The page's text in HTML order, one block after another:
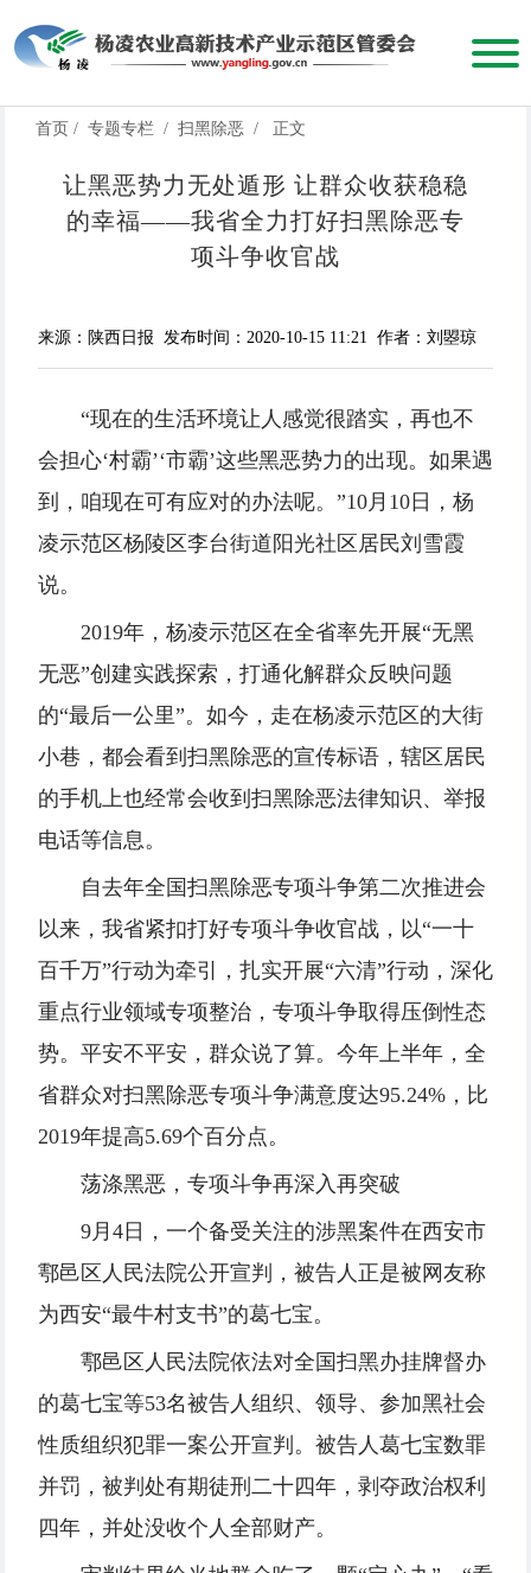
首页 / 专题专栏 / 扫黑除恶 / 正文
让黑恶势力无处遁形 让群众收获稳稳
的幸福——我省全力打好扫黑除恶专
项斗争收官战
来源：陕西日报 发布时间：2020-10-15 11:21 作者：刘曌琼
“现在的生活环境让人感觉很踏实，再也不
会担心‘村霸’‘市霸’这些黑恶势力的出现。如果遇
到，咱现在可有应对的办法呢。”10月10日，杨
凌示范区杨陵区李台街道阳光社区居民刘雪霞
说。
2019年，杨凌示范区在全省率先开展“无黑
无恶”创建实践探索，打通化解群众反映问题
的“最后一公里”。如今，走在杨凌示范区的大街
小巷，都会看到扫黑除恶的宣传标语，辖区居民
的手机上也经常会收到扫黑除恶法律知识、举报
电话等信息。
自去年全国扫黑除恶专项斗争第二次推进会
以来，我省紧扣打好专项斗争收官战，以“一十
百千万”行动为牵引，扎实开展“六清”行动，深化
重点行业领域专项整治，专项斗争取得压倒性态
势。平安不平安，群众说了算。今年上半年，全
省群众对扫黑除恶专项斗争满意度达95.24%，比
2019年提高5.69个百分点。
荡涤黑恶，专项斗争再深入再突破
9月4日，一个备受关注的涉黑案件在西安市
鄠邑区人民法院公开宣判，被告人正是被网友称
为西安“最牛村支书”的葛七宝。
鄠邑区人民法院依法对全国扫黑办挂牌督办
的葛七宝等53名被告人组织、领导、参加黑社会
性质组织犯罪一案公开宣判。被告人葛七宝数罪
并罚，被判处有期徒刑二十四年，剥夺政治权利
四年，并处没收个人全部财产。